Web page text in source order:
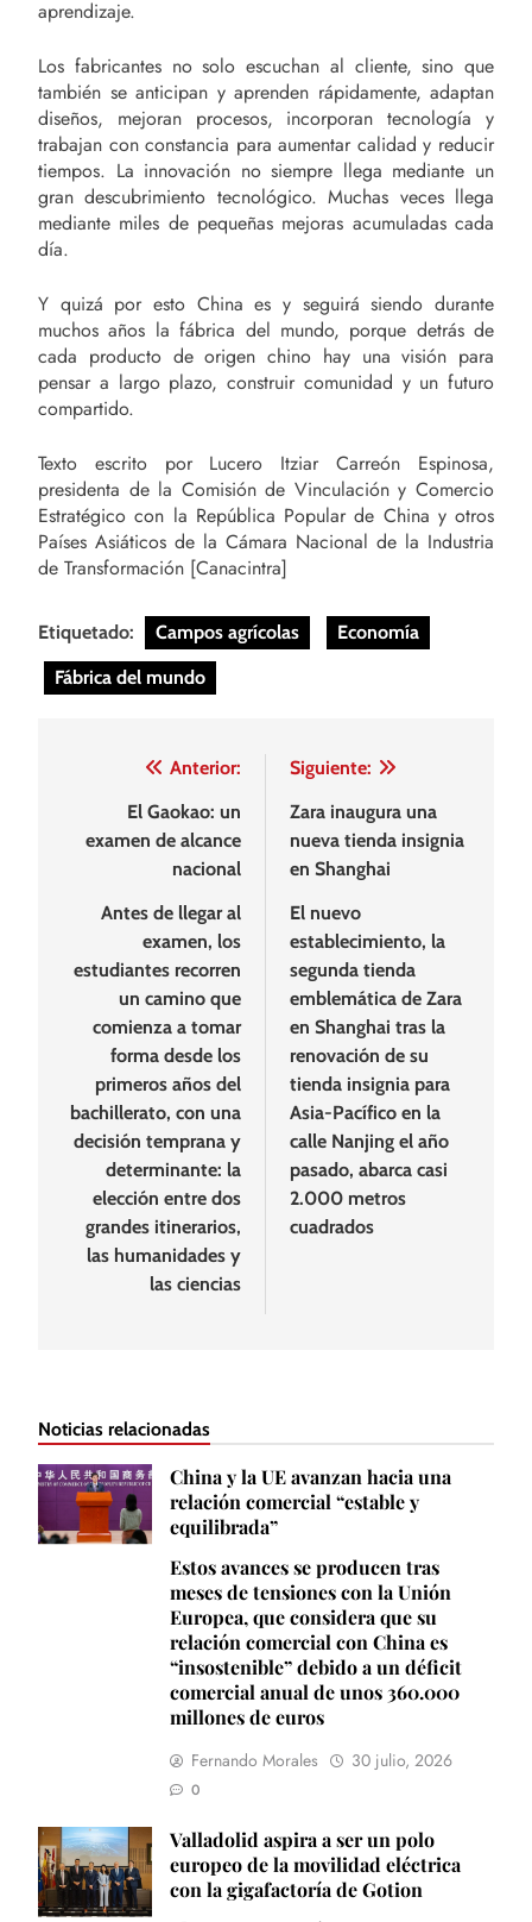
aprendizaje.
Los fabricantes no solo escuchan al cliente, sino que
también se anticipan y aprenden rápidamente, adaptan
diseños, mejoran procesos, incorporan tecnología y
trabajan con constancia para aumentar calidad y reducir
tiempos. La innovación no siempre llega mediante un
gran descubrimiento tecnológico. Muchas veces llega
mediante miles de pequeñas mejoras acumuladas cada
día.
Y quizá por esto China es y seguirá siendo durante
muchos años la fábrica del mundo, porque detrás de
cada producto de origen chino hay una visión para
pensar a largo plazo, construir comunidad y un futuro
compartido.
Texto escrito por Lucero Itziar Carreón Espinosa,
presidenta de la Comisión de Vinculación y Comercio
Estratégico con la República Popular de China y otros
Países Asiáticos de la Cámara Nacional de la Industria
de Transformación [Canacintra]
Etiquetado: Campos agrícolas
Economía
Fábrica del mundo
Navegación
entradas
Anterior:
El Gaokao: un
examen de alcance
nacional
Antes de llegar al
examen, los
estudiantes recorren
un camino que
comienza a tomar
forma desde los
primeros años del
bachillerato, con una
decisión temprana y
determinante: la
elección entre dos
grandes itinerarios,
las humanidades y
las ciencias
Siguiente:
Zara inaugura una
nueva tienda insignia
en Shanghai
El nuevo
establecimiento, la
segunda tienda
emblemática de Zara
en Shanghai tras la
renovación de su
tienda insignia para
Asia-Pacífico en la
calle Nanjing el año
pasado, abarca casi
2.000 metros
cuadrados
Noticias relacionadas
China y la UE avanzan hacia una
relación comercial “estable y
equilibrada”
Estos avances se producen tras
meses de tensiones con la Unión
Europea, que considera que su
relación comercial con China es
“insostenible” debido a un déficit
comercial anual de unos 360.000
millones de euros
Fernando Morales 30 julio, 2026
0
Valladolid aspira a ser un polo
europeo de la movilidad eléctrica
con la gigafactoría de Gotion